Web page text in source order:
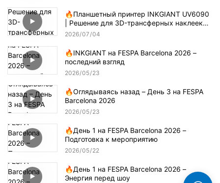
🔥Планшетный принтер INKGIANT UV6090
| Решение для 3D-трансферных наклеек
методом капельного нанесения клея
2026 07 04
🔥INKGIANT на FESPA Barcelona 2026 –
последний взгляд
2026 05 23
🔥Оглядываясь назад – День 3 на FESPA
Barcelona 2026
2026 05 23
🔥День 1 на FESPA Barcelona 2026 –
Подготовка к мероприятию
2026 05 22
🔥День 1 на FESPA Barcelona 2026 –
Энергия перед шоу